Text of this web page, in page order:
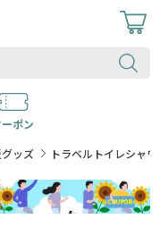
ポン
ッズ トラベルトイレシャ